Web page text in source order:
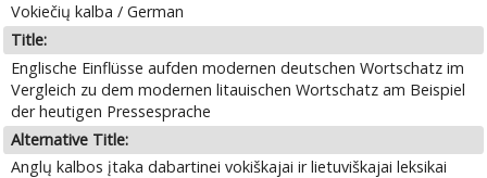
Vokiečių kalba / German
Title:
Englische Einflüsse aufden modernen deutschen Wortschatz im
Vergleich zu dem modernen litauischen Wortschatz am Beispiel
der heutigen Pressesprache
Alternative Title:
Anglų kalbos įtaka dabartinei vokiškajai ir lietuviškajai leksikai